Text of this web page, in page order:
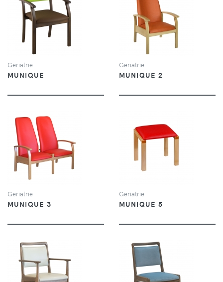
VUE
Geriatrie
MUNIQUE
VUE
Geriatrie
MUNIQUE 2
VUE
Geriatrie
MUNIQUE 3
Geriatrie
MUNIQUE 5
VUE VUE